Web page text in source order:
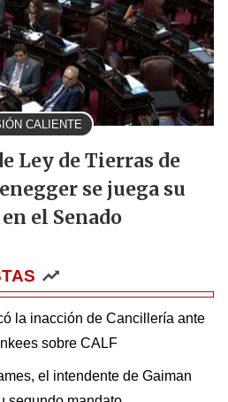
CALIENTE
Ley de Tierras de
se juega su
el Senado
la inacción de Cancillería ante
sobre CALF
el intendente de Gaiman